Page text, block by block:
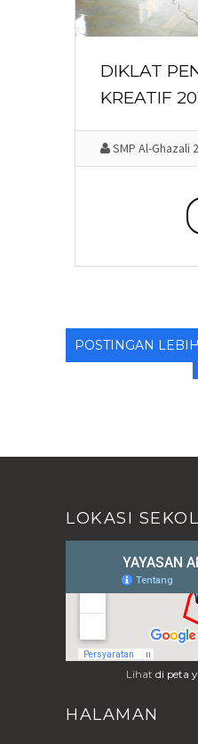
DIKLAT
KREATIF
SMP Al-Ghazali 2
POSTINGAN
LOKASI
Lihat di peta
HALAMAN